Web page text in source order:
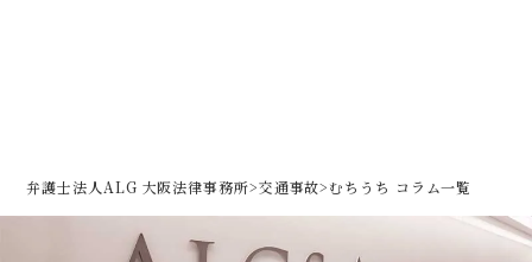
弁護士法人ALG 大阪法律事務所>交通事故>むちうち コラム一覧